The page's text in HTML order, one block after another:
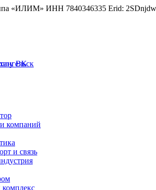
«ИЛИМ» ИНН 7840346335 Erid:
компаний
и связь